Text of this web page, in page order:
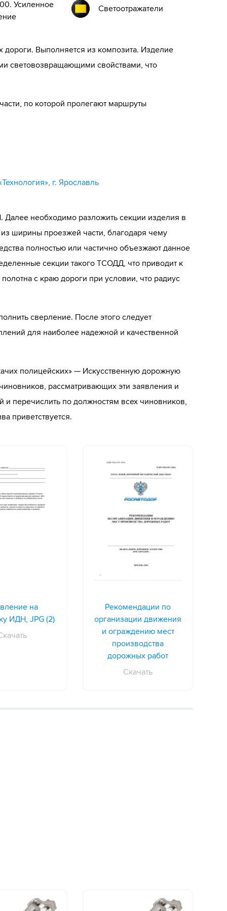
Усиленное
Светоотражатели
дороги. Выполняется из композита. Изделие
световозвращающими свойствами, что
по которой пролегают маршруты
г. Ярославль
необходимо разложить секции изделия в
ширины проезжей части, благодаря чему
полностью или частично объезжают данное
секции такого ТСОДД, что приводит к
с краю дороги при условии, что радиус
сверление. После этого следует
для наиболее надежной и качественной
полицейских» — Искусственную дорожную
рассматривающих эти заявления и
и перечислить по должностям всех чиновников,
приветствуется.
на
ИДН, JPG (2)
Рекомендации по
организации движения
и ограждению мест
производства
дорожных работ
Скачать